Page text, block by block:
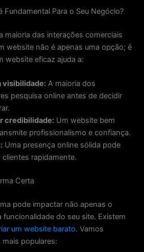
Fundamental Para o Seu Negócio?
maioria das interações comerciais
website não é apenas uma opção; é
website eficaz ajuda a:
visibilidade: A maioria dos
pesquisa online antes de decidir
credibilidade: Um website bem
profissionalismo e confiança.
Uma presença online sólida pode
rapidamente.
Certa
pode impactar não apenas o
do seu site. Existem
um website barato. Vamos
populares: